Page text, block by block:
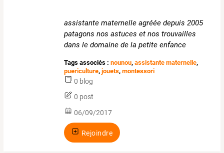
assistante maternelle agréée depuis 2005
patagons nos astuces et nos trouvailles
dans le domaine de la petite enfance
Tags associés : nounou,assistante maternelle,
puericulture,jouets,montessori
0 blog
0 post
06/09/2017
Rejoindre